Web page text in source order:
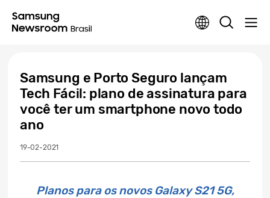
Samsung e Porto Seguro lançam
Tech Fácil: plano de assinatura para
você ter um smartphone novo todo
ano
19-02-2021
Planos para os novos Galaxy S21 5G,